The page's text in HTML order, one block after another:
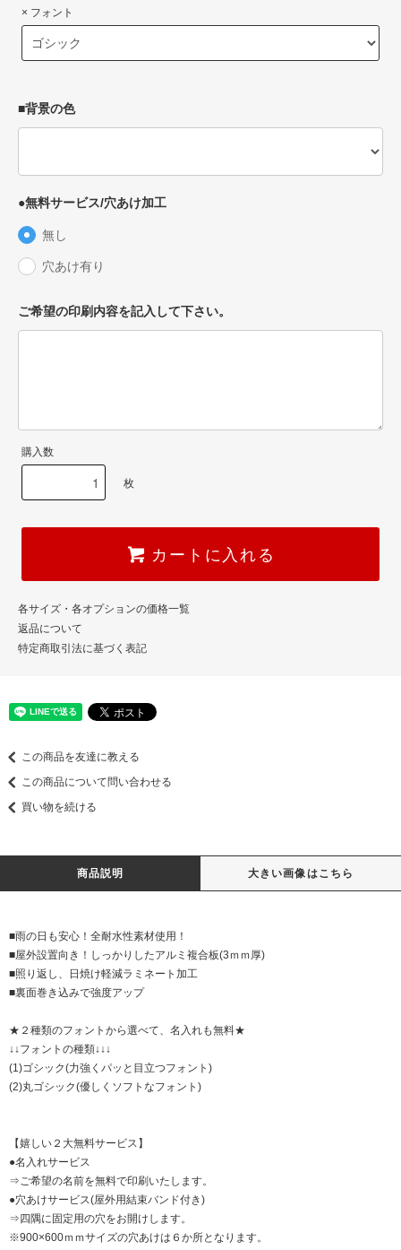
× フォント
■背景の色
●無料サービス/穴あけ加工
無し
穴あけ有り
ご希望の印刷内容を記入して下さい。
購入数
枚
カートに入れる
各サイズ・各オプションの価格一覧
返品について
特定商取引法に基づく表記
この商品を友達に教える
この商品について問い合わせる
買い物を続ける
商品説明 大きい画像はこちら
■雨の日も安心！全耐水性素材使用！
■屋外設置向き！しっかりしたアルミ複合板(3ｍｍ厚)
■照り返し、日焼け軽減ラミネート加工
■裏面巻き込みで強度アップ
★２種類のフォントから選べて、名入れも無料★
↓↓フォントの種類↓↓↓
(1)ゴシック(力強くパッと目立つフォント)
(2)丸ゴシック(優しくソフトなフォント)
【嬉しい２大無料サービス】
●名入れサービス
⇒ご希望の名前を無料で印刷いたします。
●穴あけサービス(屋外用結束バンド付き)
⇒四隅に固定用の穴をお開けします。
※900×600ｍｍサイズの穴あけは６か所となります。